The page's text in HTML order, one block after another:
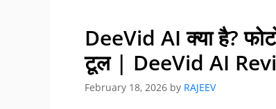
DeeVid AI क्या है?
टूल | DeeVid AI
February 18, 2026 by RAJEEV